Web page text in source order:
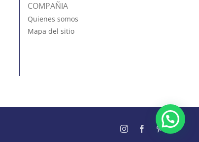
COMPAÑIA
Quienes somos
Mapa del sitio
InstagramFacebook
Pinterest